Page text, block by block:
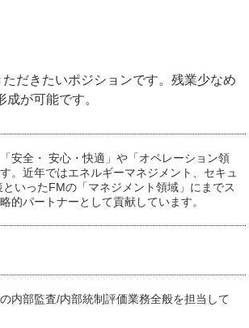
だきたいポジションです。残業少なめ
が可能です。
安全・ 安心・快適」や「オペレーション領
。近年ではエネルギーマネジメント、セキュ
いったFMの「マネジメント領域」にまでス
的パートナーとして貢献しています。
内部監査/内部統制評価業務全般を担当して